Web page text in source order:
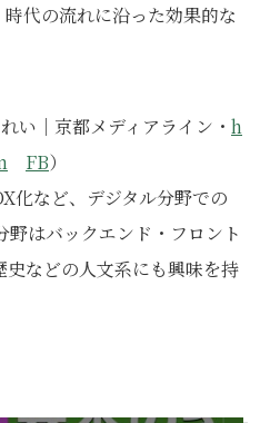
代の流れに沿った効果的な
い｜京都メディアライン・ h
FB）
化など、デジタル分野での
はバックエンド・フロント
などの人文系にも興味を持